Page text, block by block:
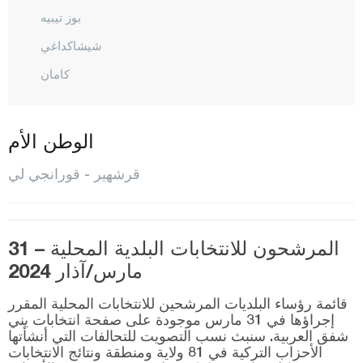
بوز تيبيه
شيشاكداغي
كامان
قورانجي لي
المركز
أوزباغ
قوجه ايلي
قونيا
كوتاهيا
مالاطيا
الوطن الأم
قرشهير - قورانجي لي
المرشحون للانتخابات البلدية المحلية – 31
مارس/آذار 2024
قائمة رؤساء البلديات المرشحين للانتخابات المحلية المقرر
إجراؤها في 31 مارس موجودة على صفحة انتخابات يني
شفق العربية. سنبث نسب التصويت للتحالفات التي أنشأتها
الأحزاب التركية في 81 ولاية ومنطقة ونتائج الانتخابات